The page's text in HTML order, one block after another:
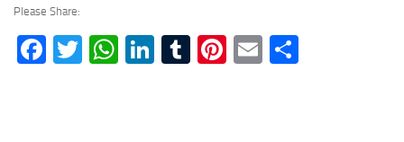
Please Share:
Facebook
TwitterWhatsApp
LinkedIn
Tumblr
Pinterest
Email